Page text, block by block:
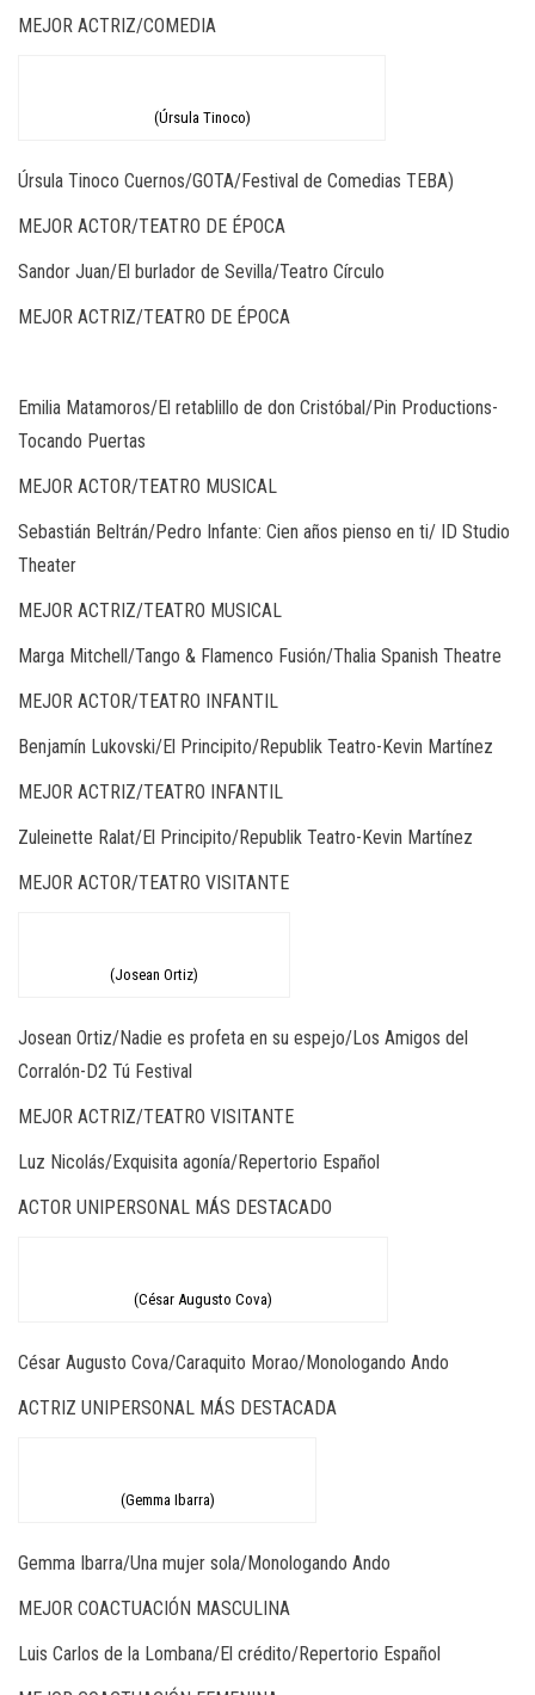
MEJOR ACTRIZ/COMEDIA
(Úrsula Tinoco)
Úrsula Tinoco Cuernos/GOTA/Festival de Comedias TEBA)
MEJOR ACTOR/TEATRO DE ÉPOCA
Sandor Juan/El burlador de Sevilla/Teatro Círculo
MEJOR ACTRIZ/TEATRO DE ÉPOCA
Emilia Matamoros/El retablillo de don Cristóbal/Pin Productions-
Tocando Puertas
MEJOR ACTOR/TEATRO MUSICAL
Sebastián Beltrán/Pedro Infante: Cien años pienso en ti/ ID Studio
Theater
MEJOR ACTRIZ/TEATRO MUSICAL
Marga Mitchell/Tango & Flamenco Fusión/Thalia Spanish Theatre
MEJOR ACTOR/TEATRO INFANTIL
Benjamín Lukovski/El Principito/Republik Teatro-Kevin Martínez
MEJOR ACTRIZ/TEATRO INFANTIL
Zuleinette Ralat/El Principito/Republik Teatro-Kevin Martínez
MEJOR ACTOR/TEATRO VISITANTE
(Josean Ortiz)
Josean Ortiz/Nadie es profeta en su espejo/Los Amigos del
Corralón-D2 Tú Festival
MEJOR ACTRIZ/TEATRO VISITANTE
Luz Nicolás/Exquisita agonía/Repertorio Español
ACTOR UNIPERSONAL MÁS DESTACADO
(César Augusto Cova)
César Augusto Cova/Caraquito Morao/Monologando Ando
ACTRIZ UNIPERSONAL MÁS DESTACADA
(Gemma Ibarra)
Gemma Ibarra/Una mujer sola/Monologando Ando
MEJOR COACTUACIÓN MASCULINA
Luis Carlos de la Lombana/El crédito/Repertorio Español